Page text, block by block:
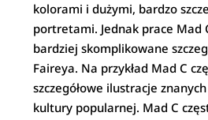
kolorami i dużymi, bardzo
portretami. Jednak prace Mad
bardziej skomplikowane
Faireya. Na przykład Mad C
szczegółowe ilustracje
kultury popularnej. Mad C